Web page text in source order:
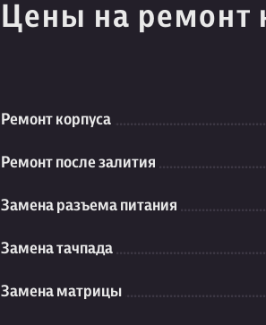
Цены на ремонт
Ремонт корпуса
Ремонт после залития
Замена разъема питания
Замена тачпада
Замена матрицы